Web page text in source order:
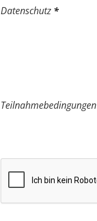
Datenschutz *
Teilnahmebedingungen